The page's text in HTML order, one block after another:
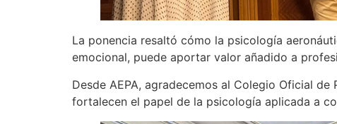
La ponencia resaltó cómo la psicología
emocional, puede aportar valor añadido a
Desde AEPA, agradecemos al Colegio Oficial
fortalecen el papel de la psicología aplicada a